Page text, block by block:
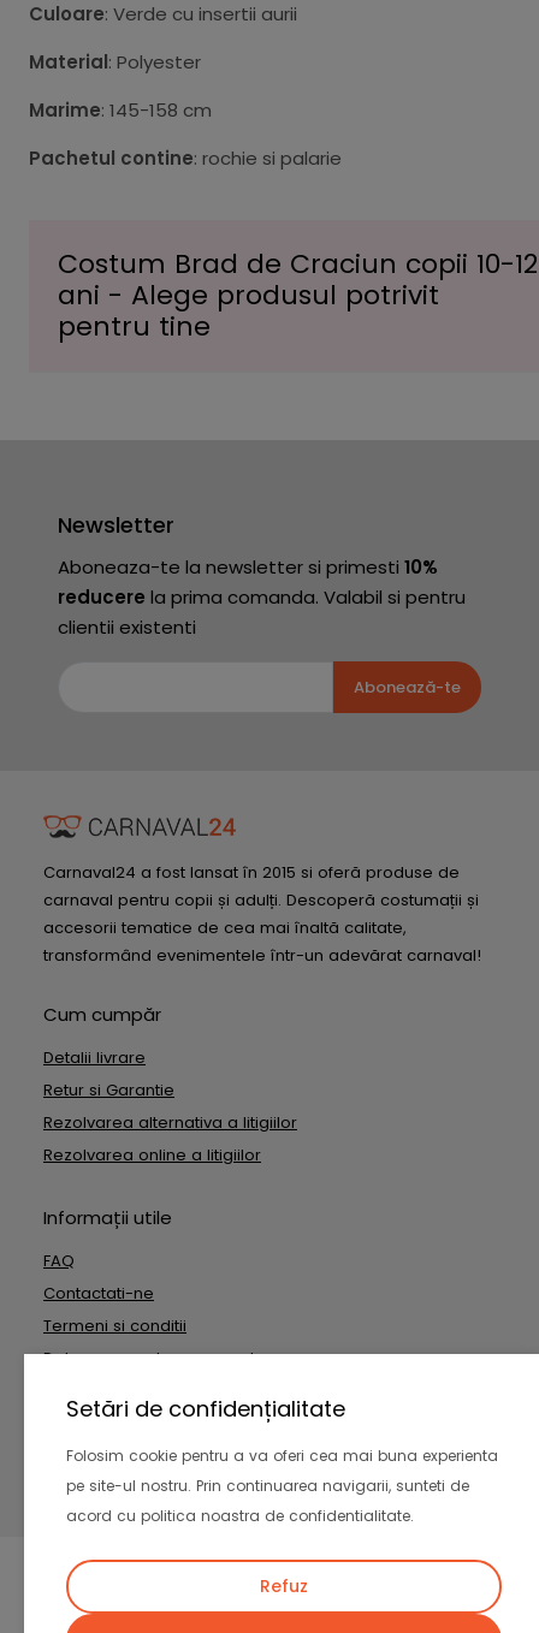
Setări de confidențialitate
Folosim cookie pentru a va oferi cea mai buna experienta
pe site-ul nostru. Prin continuarea navigarii, sunteti de
acord cu politica noastra de confidentialitate.
Refuz
Culoare: Verde cu insertii aurii
Material: Polyester
Marime: 145-158 cm
Pachetul contine: rochie si palarie
Costum Brad de Craciun copii 10-12
ani - Alege produsul potrivit
pentru tine
Newsletter
Aboneaza-te la newsletter si primesti 10%
reducere la prima comanda. Valabil si pentru
clientii existenti
Abonează-te
Carnaval24 a fost lansat în 2015 si oferă produse de
carnaval pentru copii și adulți. Descoperă costumații și
accesorii tematice de cea mai înaltă calitate,
transformând evenimentele într-un adevărat carnaval!
Cum cumpăr
Detalii livrare
Retur si Garantie
Rezolvarea alternativa a litigiilor
Rezolvarea online a litigiilor
Informații utile
FAQ
Contactati-ne
Termeni si conditii
Date cu caracter personal
rezervate
-